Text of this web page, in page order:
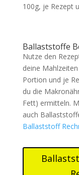
100g, je Rezept
Ballaststoffe
Nutze den
deine
Portion und je
du die
Fett) ermitteln.
auch
Ballaststoff